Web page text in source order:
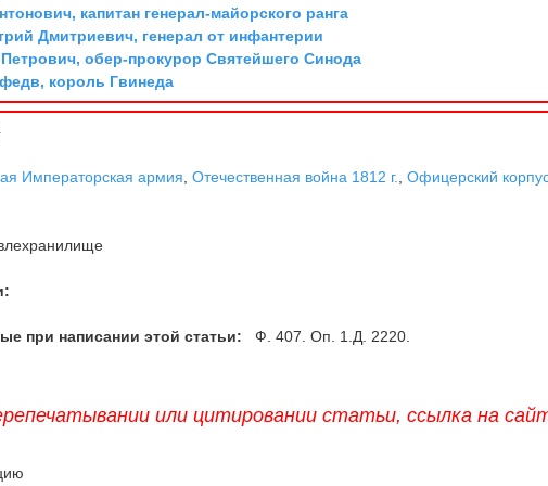
капитан генерал-майорского ранга
Дмитриевич, генерал от инфантерии
обер-прокурор Святейшего Синода
король Гвинеда
Императорская армия ,Отечественная война 1812 г. ,Офицерский
при написании этой статьи: Ф. 407. Оп. 1.Д. 2220.
или цитировании статьи, ссылка на